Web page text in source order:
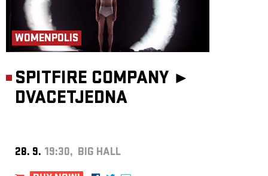
WOMENPOLIS
SPITFIRE COMPANY ►
DVACETJEDNA
28. 9. 19:30, BIG HALL